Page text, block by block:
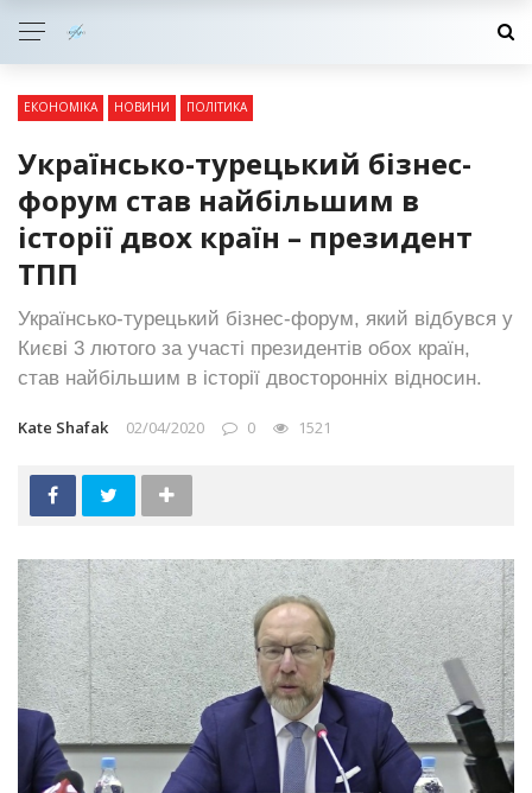
ЕКОНОМІКА НОВИНИ ПОЛІТИКА
Українсько-турецький бізнес-
форум став найбільшим в
історії двох країн – президент
ТПП
Українсько-турецький бізнес-форум, який відбувся у
Києві 3 лютого за участі президентів обох країн,
став найбільшим в історії двосторонніх відносин.
Kate Shafak 02/04/2020 0 1521